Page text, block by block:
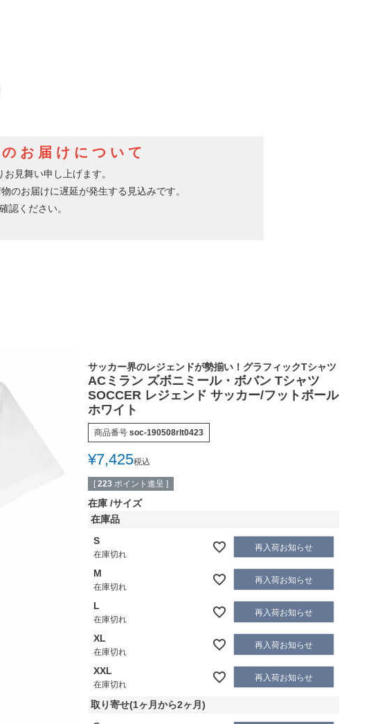
サッカー界のレジェンドが勢揃い！グラフィックTシャツ
ACミラン ズボニミール・ボバン Tシャツ
SOCCER レジェンド サッカー/フットボール
ホワイト
商品番号 soc-190508rlt0423
¥7,425税込
[ 223 ポイント進呈 ]
在庫 サイズ
在庫品
S
在庫切れ
再入荷お知らせ
M
在庫切れ
再入荷お知らせ
L
在庫切れ
再入荷お知らせ
XL
在庫切れ
再入荷お知らせ
XXL
在庫切れ
再入荷お知らせ
取り寄せ(1ヶ月から2ヶ月)